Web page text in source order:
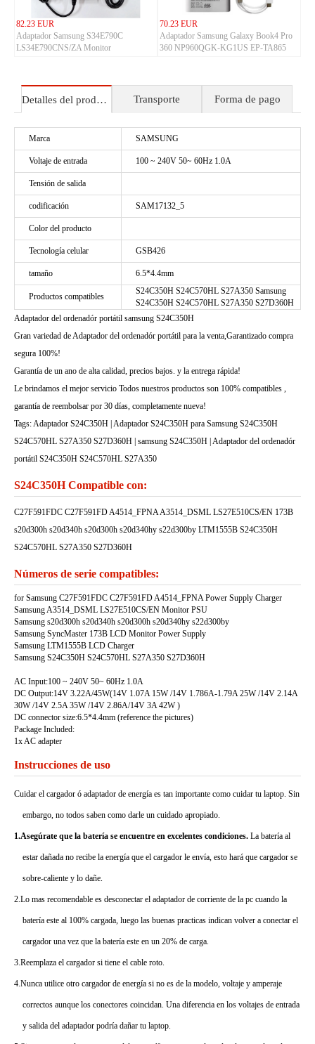
82.23 EUR
Adaptador Samsung S34E790C
LS34E790CNS/ZA Monitor
70.23 EUR
Adaptador Samsung Galaxy Book4 Pro
360 NP960QGK-KG1US EP-TA865
Detalles del producto Transporte Forma de pago
Marca SAMSUNG
Voltaje de entrada 100 ~ 240V 50~ 60Hz 1.0A
Tensión de salida
codificación SAM17132_5
Color del producto
Tecnología celular GSB426
tamaño 6.5*4.4mm
Productos compatibles
S24C350H S24C570HL S27A350 Samsung
S24C350H S24C570HL S27A350 S27D360H
Adaptador del ordenadór portátil samsung S24C350H
Gran variedad de Adaptador del ordenadór portátil para la venta,Garantizado compra
segura 100%!
Garantía de un ano de alta calidad, precios bajos. y la entrega rápida!
Le brindamos el mejor servicio Todos nuestros productos son 100% compatibles ,
garantía de reembolsar por 30 días, completamente nueva!
Tags: Adaptador S24C350H | Adaptador S24C350H para Samsung S24C350H
S24C570HL S27A350 S27D360H | samsung S24C350H | Adaptador del ordenadór
portátil S24C350H S24C570HL S27A350
S24C350H Compatible con:
C27F591FDC C27F591FD A4514_FPNA A3514_DSML LS27E510CS/EN 173B
s20d300h s20d340h s20d300h s20d340hy s22d300by LTM1555B S24C350H
S24C570HL S27A350 S27D360H
Números de serie compatibles:
for Samsung C27F591FDC C27F591FD A4514_FPNA Power Supply Charger
Samsung A3514_DSML LS27E510CS/EN Monitor PSU
Samsung s20d300h s20d340h s20d300h s20d340hy s22d300by
Samsung SyncMaster 173B LCD Monitor Power Supply
Samsung LTM1555B LCD Charger
Samsung S24C350H S24C570HL S27A350 S27D360H
AC Input:100 ~ 240V 50~ 60Hz 1.0A
DC Output:14V 3.22A/45W(14V 1.07A 15W /14V 1.786A-1.79A 25W /14V 2.14A
30W /14V 2.5A 35W /14V 2.86A/14V 3A 42W )
DC connector size:6.5*4.4mm (reference the pictures)
Package Included:
1x AC adapter
Instrucciones de uso
Cuidar el cargador ó adaptador de energía es tan importante como cuidar tu laptop. Sin
embargo, no todos saben como darle un cuidado apropiado.
1.Asegúrate que la batería se encuentre en excelentes condiciones. La batería al
estar dañada no recibe la energía que el cargador le envía, esto hará que cargador se
sobre-caliente y lo dañe.
2.Lo mas recomendable es desconectar el adaptador de corriente de la pc cuando la
batería este al 100% cargada, luego las buenas practicas indican volver a conectar el
cargador una vez que la batería este en un 20% de carga.
3.Reemplaza el cargador si tiene el cable roto.
4.Nunca utilice otro cargador de energía si no es de la modelo, voltaje y amperaje
correctos aunque los conectores coincidan. Una diferencia en los voltajes de entrada
y salida del adaptador podría dañar tu laptop.